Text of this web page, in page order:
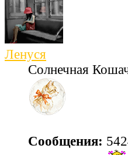
Ленуся
Солнечная
Сообщения: